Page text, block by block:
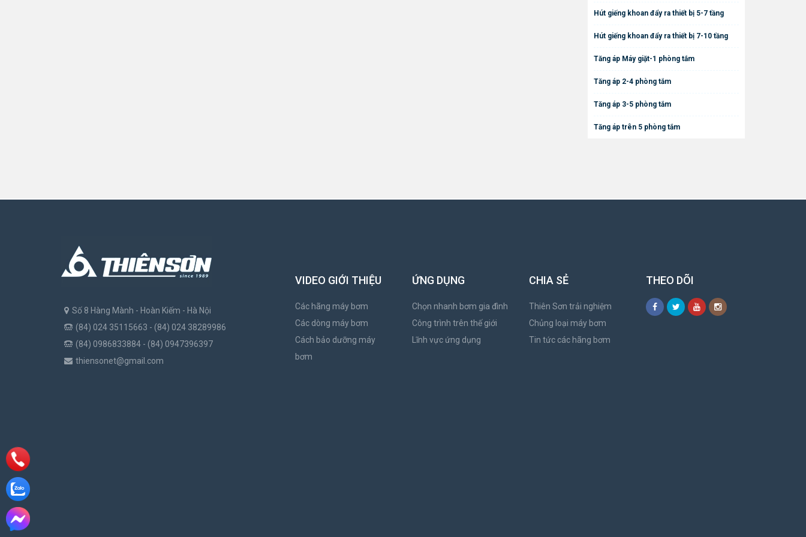
Hút giếng khoan đẩy ra thiết bị 5-7 tầng
Hút giếng khoan đẩy ra thiết bị 7-10 tầng
Tăng áp Máy giặt-1 phòng tắm
Tăng áp 2-4 phòng tắm
Tăng áp 3-5 phòng tắm
Tăng áp trên 5 phòng tắm
Số 8 Hàng Mành - Hoàn Kiếm - Hà Nội
(84) 024 35115663 - (84) 024 38289986
(84) 0986833884 - (84) 0947396397
thiensonet@gmail.com
VIDEO GIỚI THIỆU
Các hãng máy bơm
Các dòng máy bơm
Cách bảo dưỡng máy
bơm
ỨNG DỤNG
Chọn nhanh bơm gia đình
Công trình trên thế giới
Lĩnh vực ứng dụng
CHIA SẺ
Thiên Sơn trải nghiệm
Chủng loại máy bơm
Tin tức các hãng bơm
THEO DÕI